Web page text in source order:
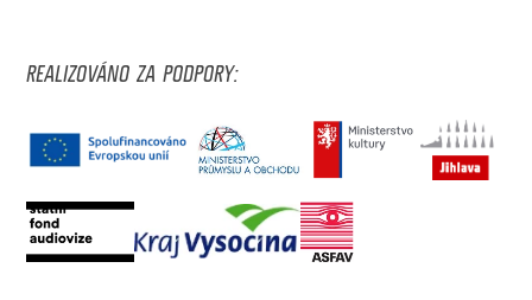
REALIZOVÁNO ZA PODPORY: